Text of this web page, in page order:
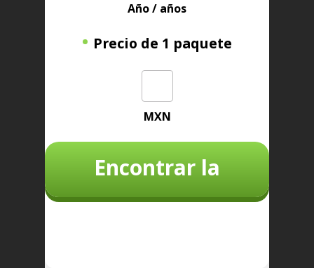
Año / años
Precio de 1 paquete
MXN
Encontrar la